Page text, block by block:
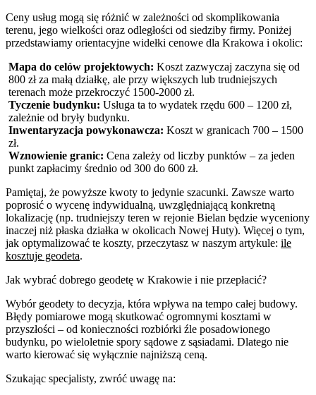
Ceny usług mogą się różnić w zależności od skomplikowania
terenu, jego wielkości oraz odległości od siedziby firmy. Poniżej
przedstawiamy orientacyjne widełki cenowe dla Krakowa i okolic:
Mapa do celów projektowych: Koszt zazwyczaj zaczyna się od
800 zł za małą działkę, ale przy większych lub trudniejszych
terenach może przekroczyć 1500-2000 zł.
Tyczenie budynku: Usługa ta to wydatek rzędu 600 – 1200 zł,
zależnie od bryły budynku.
Inwentaryzacja powykonawcza: Koszt w granicach 700 – 1500
zł.
Wznowienie granic: Cena zależy od liczby punktów – za jeden
punkt zapłacimy średnio od 300 do 600 zł.
Pamiętaj, że powyższe kwoty to jedynie szacunki. Zawsze warto
poprosić o wycenę indywidualną, uwzględniającą konkretną
lokalizację (np. trudniejszy teren w rejonie Bielan będzie wyceniony
inaczej niż płaska działka w okolicach Nowej Huty). Więcej o tym,
jak optymalizować te koszty, przeczytasz w naszym artykule: ile
kosztuje geodeta.
Jak wybrać dobrego geodetę w Krakowie i nie przepłacić?
Wybór geodety to decyzja, która wpływa na tempo całej budowy.
Błędy pomiarowe mogą skutkować ogromnymi kosztami w
przyszłości – od konieczności rozbiórki źle posadowionego
budynku, po wieloletnie spory sądowe z sąsiadami. Dlatego nie
warto kierować się wyłącznie najniższą ceną.
Szukając specjalisty, zwróć uwagę na: